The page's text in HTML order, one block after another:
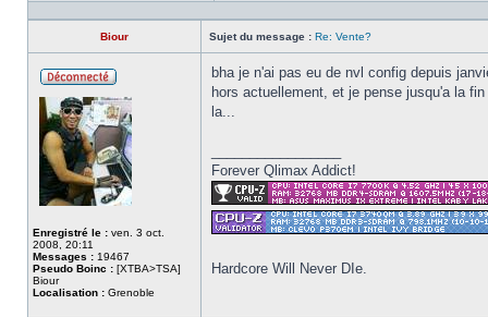
Biour Sujet du message : Re: Vente?
ligne
Enregistré le : ven. 3 oct.
2008, 20:11
Messages : 19467
Pseudo Boinc : [XTBA>TSA]
Biour
Localisation : Grenoble
bha je n'ai pas eu de nvl config depuis
hors actuellement, et je pense jusqu'a la
la...
Forever Qlimax Addict!
Hardcore Will Never DIe.